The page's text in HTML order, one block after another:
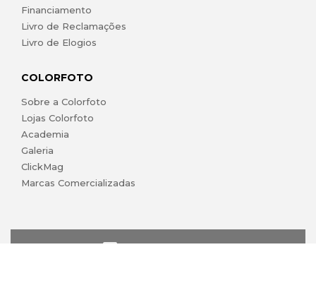
Financiamento
Livro de Reclamações
Livro de Elogios
COLORFOTO
Sobre a Colorfoto
Lojas Colorfoto
Academia
Galeria
ClickMag
Marcas Comercializadas
lojaonline@colorfoto.pt